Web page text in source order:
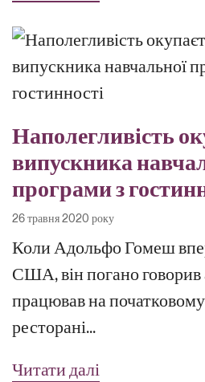
Наполегливість
випускника
програми з
26 травня 2020 року
Коли Адольфо Гомеш
США, він погано говорив
працював на початковому
ресторані...
Читати далі